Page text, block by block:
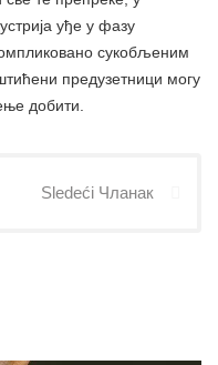
уђе у фазу
сукобљеним
предузетници могу
добити.
Sledeći Чланак